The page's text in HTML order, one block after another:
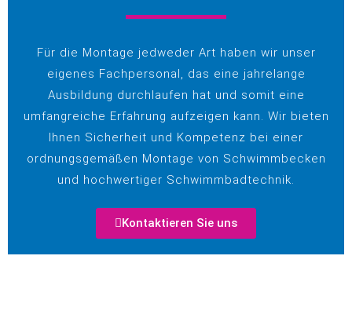
Für die Montage jedweder Art haben wir unser
eigenes Fachpersonal, das eine jahrelange
Ausbildung durchlaufen hat und somit eine
umfangreiche Erfahrung aufzeigen kann. Wir bieten
Ihnen Sicherheit und Kompetenz bei einer
ordnungsgemäßen Montage von Schwimmbecken
und hochwertiger Schwimmbadtechnik.
Kontaktieren Sie uns